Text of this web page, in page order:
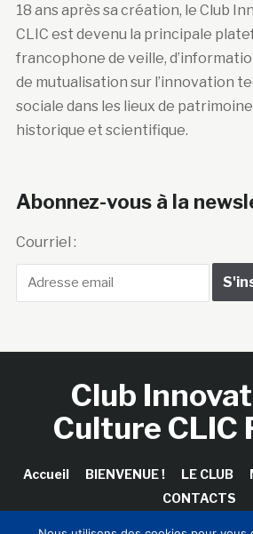
18 ans après sa création, le Club
CLIC est devenu la principale
francophone de veille,
de mutualisation sur l’innovation
sociale dans les lieux de
historique et scientifique.
Abonnez-vous à la
Courriel :
Club
Culture CLIC
Accueil BIENVENUE ! LE CLUB
CONTACTS